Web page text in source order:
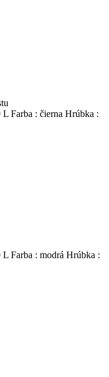
Farba : čierna Hrúbka :
Farba : modrá Hrúbka :